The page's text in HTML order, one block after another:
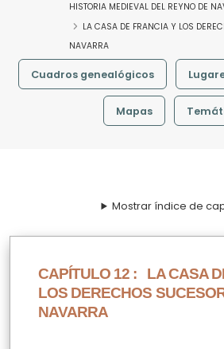
HISTORIA MEDIEVAL DEL REYNO DE
LA CASA DE FRANCIA Y LOS
NAVARRA
Cuadros genealógicos
Mapas
Mostrar índice de
CAPÍTULO 12 : LA CASA
LOS DERECHOS
NAVARRA